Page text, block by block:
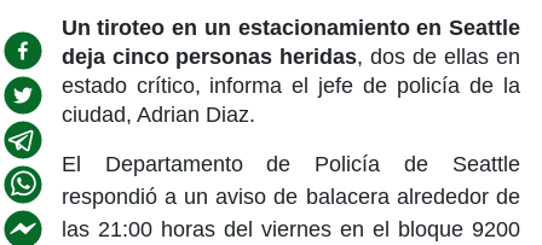
Un tiroteo en un estacionamiento en Seattle
deja cinco personas heridas, dos de ellas en
estado crítico, informa el jefe de policía de la
ciudad, Adrian Diaz.
El Departamento de Policía de Seattle
respondió a un aviso de balacera alrededor de
las 21:00 horas del viernes en el bloque 9200